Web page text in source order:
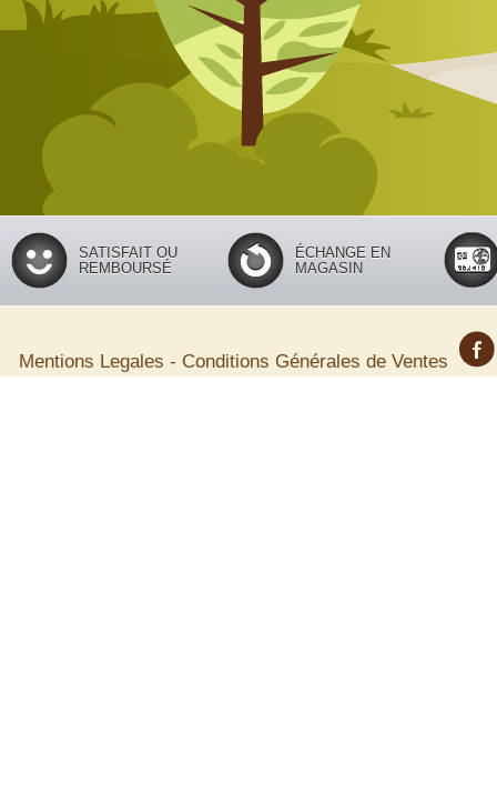
SATISFAIT OU
REMBOURSÉ
ÉCHANGE EN
MAGASIN
Mentions Legales - Conditions Générales de Ventes